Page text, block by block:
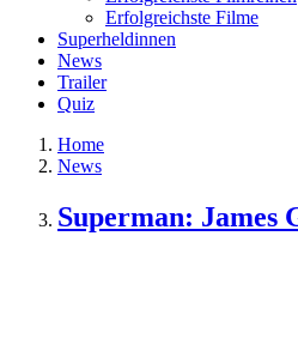
Erfolgreichste Filme
Superheldinnen
News
Trailer
Quiz
Home
News
Superman: James